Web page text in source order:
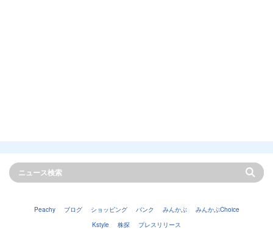
Peachy ブログ ショッピング バンク みんかぶ
みんかぶChoice
Kstyle
株探 プレスリリース